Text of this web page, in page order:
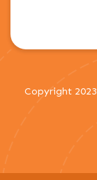
Copyright